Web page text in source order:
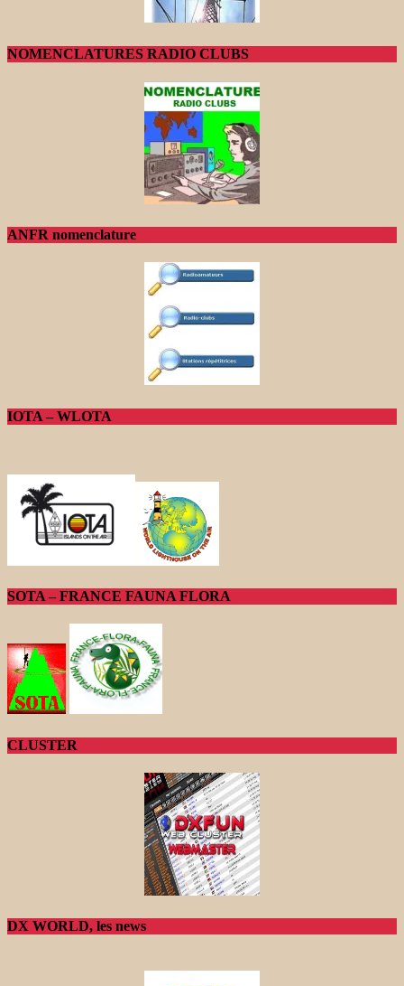
NOMENCLATURES RADIO CLUBS
ANFR nomenclature
IOTA – WLOTA
SOTA – FRANCE FAUNA FLORA
CLUSTER
DX WORLD, les news